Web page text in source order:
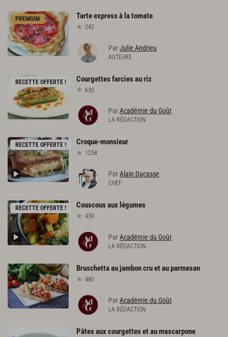
PREMIUM Tarteexpressà latomate
242
ParJulie Andrieu
AUTEURE
RECETTE OFFERTE ! Courgettesfarciesauriz
630
ParAcadémie du Goût
LA RÉDACTION
RECETTE OFFERTE ! Croque-monsieur
1258
ParAlain Ducasse
CHEF
RECETTE OFFERTE ! Couscousaux légumes
439
ParAcadémie du Goût
LA RÉDACTION
Bruschettaaujamboncruetauparmesan
480
ParAcadémie du Goût
LA RÉDACTION
Pâtesauxcourgettesetaumascarpone